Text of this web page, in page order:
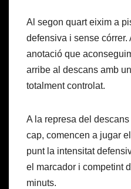
Al segon quart eixim a
defensiva i sense córrer.
anotació que
arribe al descans amb
totalment controlat.
A la represa del
cap, comencen a jugar
punt la intensitat
el marcador i competint
minuts.